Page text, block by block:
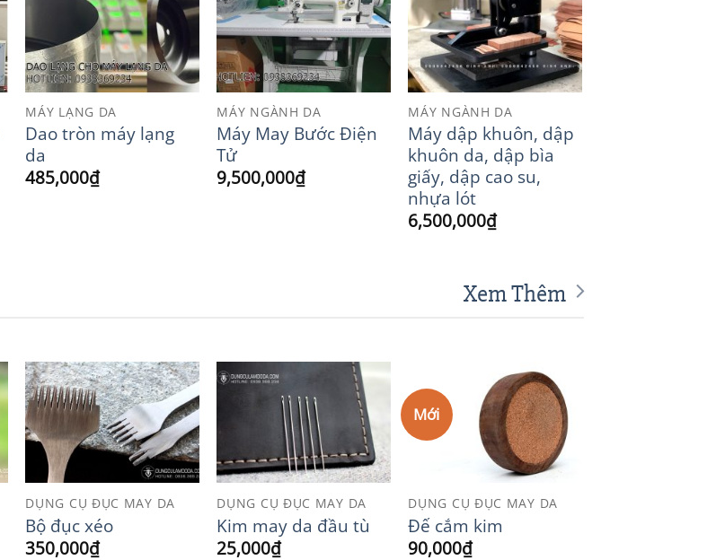
Add to
Wishlist
MÁY LẠNG DA
Dao tròn máy lạng
da
485,000₫
Add to
Wishlist
MÁY NGÀNH DA
Máy May Bước Điện
Tử
9,500,000₫
Add to
Wishlist
MÁY NGÀNH DA
Máy dập khuôn, dập
khuôn da, dập bìa
giấy, dập cao su,
nhựa lót
6,500,000₫
Xem Thêm
Add to
Wishlist
DỤNG CỤ ĐỤC MAY DA
Bộ đục xéo
350,000₫
Add to
Wishlist
DỤNG CỤ ĐỤC MAY DA
Kim may da đầu tù
25,000₫
Mới
Add to
Wishlist
DỤNG CỤ ĐỤC MAY DA
Đế cắm kim
90,000₫